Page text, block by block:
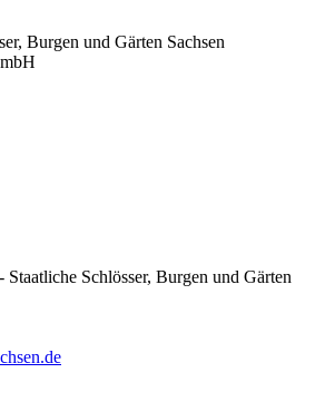
Burgen und Gärten Sachsen
Staatliche Schlösser, Burgen und Gärten